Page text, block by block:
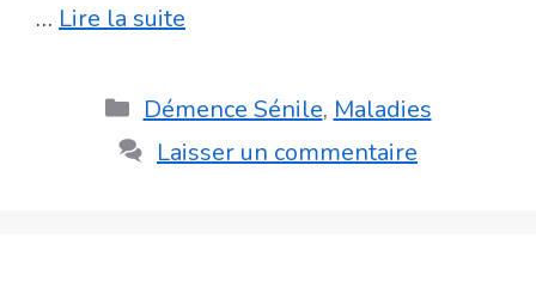
… Lire la suite
Catégories
Démence Sénile, Maladies
Laisser un commentaire